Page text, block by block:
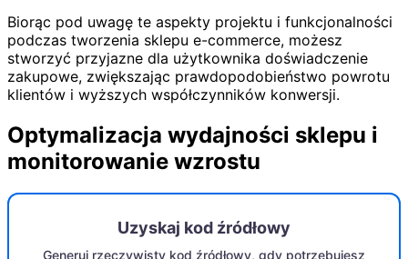
Biorąc pod uwagę te aspekty projektu i funkcjonalności
podczas tworzenia sklepu e-commerce, możesz
stworzyć przyjazne dla użytkownika doświadczenie
zakupowe, zwiększając prawdopodobieństwo powrotu
klientów i wyższych współczynników konwersji.
Optymalizacja wydajności sklepu i
monitorowanie wzrostu
Uzyskaj kod źródłowy
Generuj rzeczywisty kod źródłowy, gdy potrzebujesz